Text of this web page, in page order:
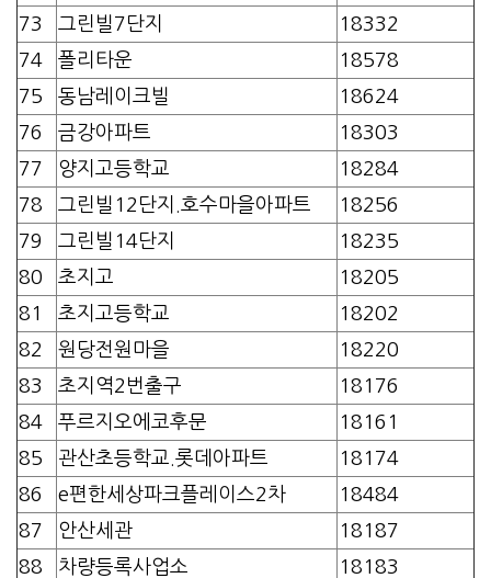
73
그린빌7단지
18332
74
폴리타운
18578
75
동남레이크빌
18624
76
금강아파트
18303
77
양지고등학교
18284
78
그린빌12단지.호수마을아파트
18256
79
그린빌14단지
18235
80
초지고
18205
81
초지고등학교
18202
82
원당전원마을
18220
83
초지역2번출구
18176
84
푸르지오에코후문
18161
85
관산초등학교.롯데아파트
18174
86
e편한세상파크플레이스2차
18484
87
안산세관
18187
88
차량등록사업소
18183